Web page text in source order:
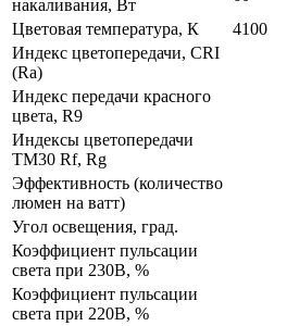
накаливания, Вт
Цветовая температура, К
4100
Индекс цветопередачи, CRI
(Ra)
Индекс передачи красного
цвета, R9
Индексы цветопередачи
TM30 Rf, Rg
Эффективность (количество
люмен на ватт)
Угол освещения, град.
Коэффициент пульсации
света при 230В, %
Коэффициент пульсации
света при 220В, %